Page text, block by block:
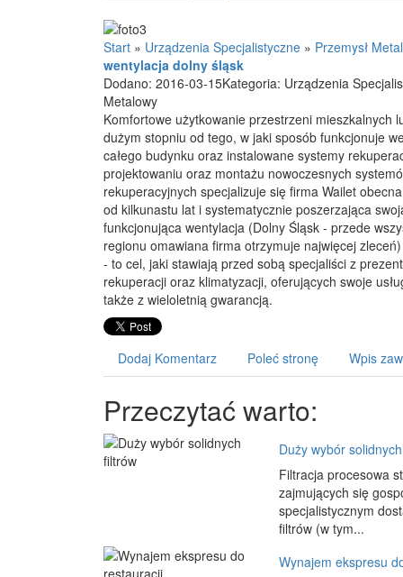
Start » Urządzenia Specjalistyczne » Przemysł
wentylacja dolny śląsk
Dodano: 2016-03-15Kategoria: Urządzenia
Metalowy
Komfortowe użytkowanie przestrzeni mieszkalnych
dużym stopniu od tego, w jaki sposób funkcjonuje
całego budynku oraz instalowane systemy
projektowaniu oraz montażu nowoczesnych
rekuperacyjnych specjalizuje się firma Wailet
od kilkunastu lat i systematycznie poszerzająca
funkcjonująca wentylacja (Dolny Śląsk - przede
regionu omawiana firma otrzymuje najwięcej
- to cel, jaki stawiają przed sobą specjaliści z
rekuperacji oraz klimatyzacji, oferujących swoje
także z wieloletnią gwarancją.
Dodaj Komentarz Poleć stronę Wpis
Przeczytać warto:
Duży wybór
Filtracja procesowa
zajmujących się
specjalistycznym
filtrów (w tym...
Wynajem ekspresu